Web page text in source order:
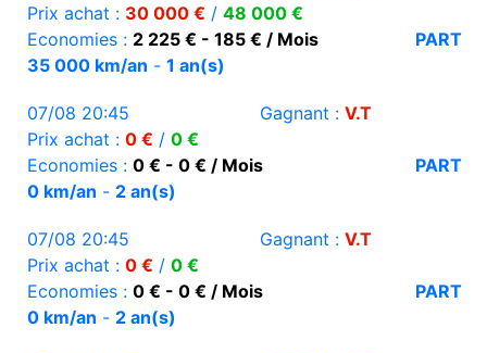
Prix achat : 30 000 € / 48 000 €
Economies : 2 225 € - 185 € / Mois
PART
35 000 km/an - 1 an(s)
07/08 20:45 Gagnant : V.T
Prix achat : 0 € / 0 €
Economies : 0 € - 0 € / Mois
PART
0 km/an - 2 an(s)
07/08 20:45 Gagnant : V.T
Prix achat : 0 € / 0 €
Economies : 0 € - 0 € / Mois
PART
0 km/an - 2 an(s)